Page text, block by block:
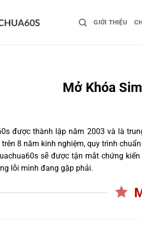
GIỚI THIỆU
Mở Khóa
được thành lập năm 2003 và là
trên 8 năm kinh nghiệm, quy trình
sẽ được tận mắt chứng
lỗi mình đang gặp phải.